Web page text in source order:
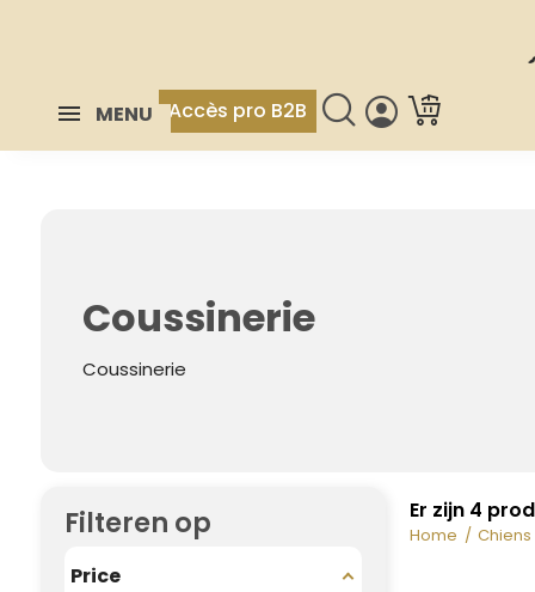
MENU Accès pro B2B
Coussinerie
Coussinerie
Filteren op
Price
Er zijn 4
Home Chiens